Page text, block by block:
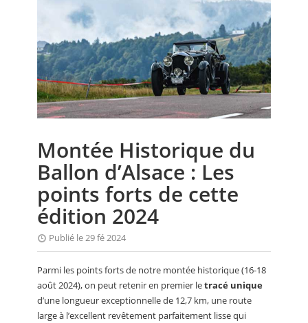
MONTAGNE
EVÈNEMENTS
CALENDRIER
FOCUS
ANNUAIRES
PETITES ANNONCES
Montée Historique du
Ballon d’Alsace : Les
points forts de cette
édition 2024
Publié le 29 fé 2024
Parmi les points forts de notre montée historique (16-18
août 2024), on peut retenir en premier letracé unique
d’une longueur exceptionnelle de 12,7 km, une route
large à l’excellent revêtement parfaitement lisse qui